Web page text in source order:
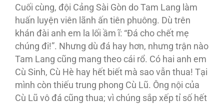
Cuối cùng, đội Cảng Sài Gòn do Tam Lang làm
huấn luyện viên lãnh ấn tiên phuông. Dù trên
khán đài anh em la lối ầm ĩ: “Ðá cho chết mẹ
chúng đi!”. Nhưng dù đá hay hơn, nhưng trận nào
Tam Lang cũng mang theo cái rổ. Có hai anh em
Cù Sinh, Cù Hè hay hết biết mà sao vẫn thua! Tại
mình còn thiếu trung phong Cù Lũ. Ông nội của
Cù Lũ vô đá cũng thua; vì chúng sắp xếp tỉ số hết